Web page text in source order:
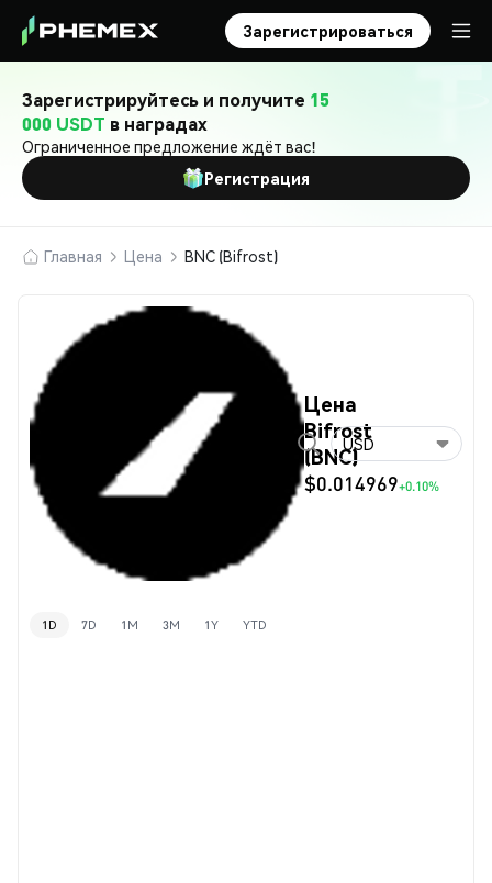
Зарегистрироваться
Зарегистрируйтесь и получите 15
000 USDT в наградах
Ограниченное предложение ждёт вас!
Регистрация
Главная Цена BNC (Bifrost)
Цена
Bifrost
(BNC)
$0.014969+0.10%
USD
1D 7D 1M 3M 1Y YTD